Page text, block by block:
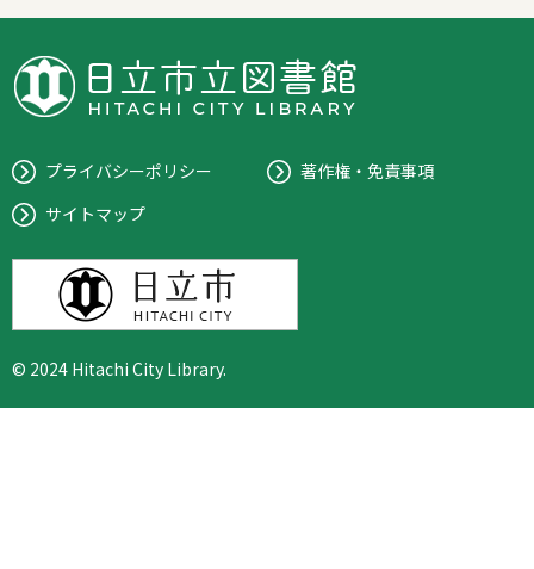
プライバシーポリシー
著作権・免責事項
サイトマップ
© 2024 Hitachi City Library.